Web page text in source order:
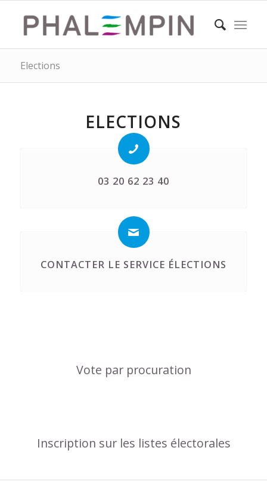
Elections
ELECTIONS
03 20 62 23 40
CONTACTER LE SERVICE ÉLECTIONS
Vote par procuration
Inscription sur les listes électorales